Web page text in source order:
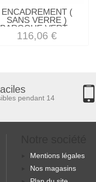
ENCADREMENT (
SANS VERRE )
BAROQUE VERT...
116,06 €
pendant 14
Mentions légales
Nos magasins